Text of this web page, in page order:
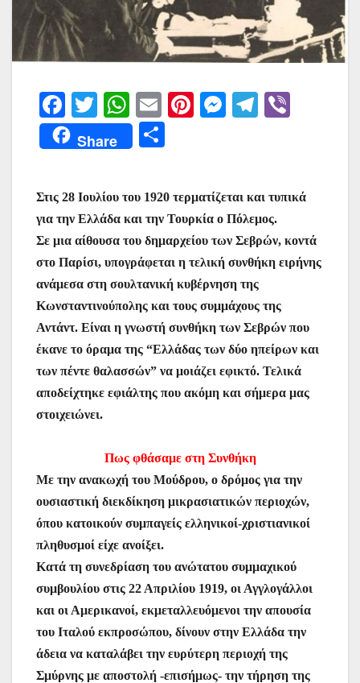
F
a
c
b
o
o
k
T
w
itt
W
h
at
A
p
p
E
m
ai
Pi
st
M
e
n
g
er
T
a
m
Share
ρ
α
σ
τε
ίτ
ε
Στις 28 Ιουλίου του 1920 τερματίζεται και τυπικά
για την Ελλάδα και την Τουρκία ο Πόλεμος.
Σε μια αίθουσα του δημαρχείου των Σεβρών, κοντά
στο Παρίσι, υπογράφεται η τελική συνθήκη ειρήνης
ανάμεσα στη σουλτανική κυβέρνηση της
Κωνσταντινούπολης και τους συμμάχους της
Αντάντ. Είναι η γνωστή συνθήκη των Σεβρών που
έκανε το όραμα της “Ελλάδας των δύο ηπείρων και
των πέντε θαλασσών” να μοιάζει εφικτό. Τελικά
αποδείχτηκε εφιάλτης που ακόμη και σήμερα μας
στοιχειώνει.
Πως φθάσαμε στη Συνθήκη
Με την ανακωχή του Μούδρου, ο δρόμος για την
ουσιαστική διεκδίκηση μικρασιατικών περιοχών,
όπου κατοικούν συμπαγείς ελληνικοί-χριστιανικοί
πληθυσμοί είχε ανοίξει.
Κατά τη συνεδρίαση του ανώτατου συμμαχικού
συμβουλίου στις 22 Απριλίου 1919, οι Αγγλογάλλοι
και οι Αμερικανοί, εκμεταλλευόμενοι την απουσία
του Ιταλού εκπροσώπου, δίνουν στην Ελλάδα την
άδεια να καταλάβει την ευρύτερη περιοχή της
Σμύρνης με αποστολή -επισήμως- την τήρηση της